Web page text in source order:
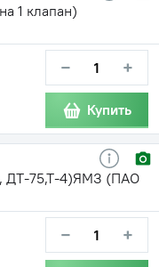
1 клапан)
− +
Купить
ДТ-75,Т-4)ЯМЗ (ПАО
− +